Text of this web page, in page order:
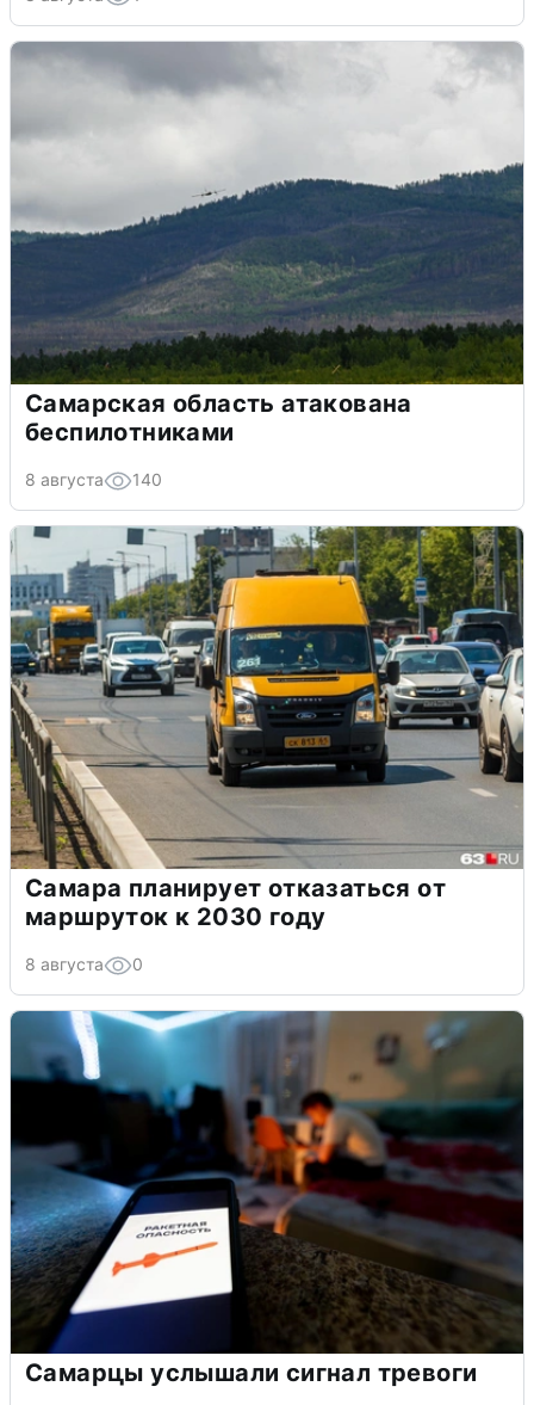
Самарская область атакована
беспилотниками
8 августа 140
Самара планирует отказаться от
маршруток к 2030 году
8 августа 0
Самарцы услышали сигнал тревоги